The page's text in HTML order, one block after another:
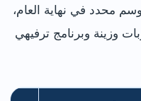
محدد في نهاية العام،
وزينة وبرنامج ترفيهي